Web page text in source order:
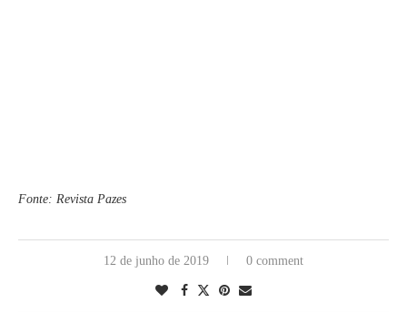
Fonte: Revista Pazes
12 de junho de 2019 0 comment